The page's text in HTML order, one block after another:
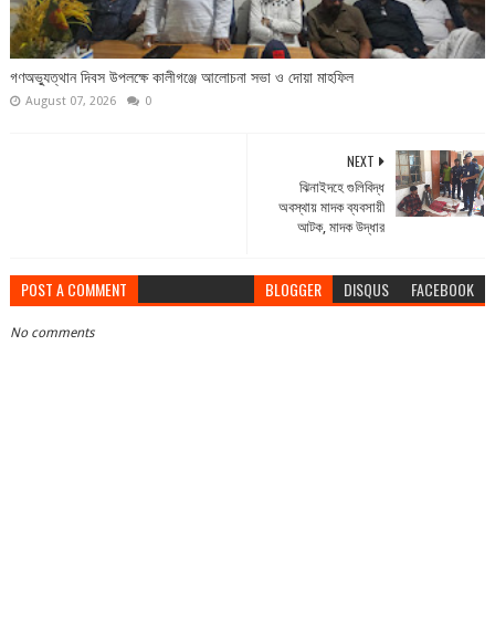
গণঅভ্যুত্থান দিবস উপলক্ষে কালীগঞ্জে আলোচনা সভা ও দোয়া মাহফিল
August 07, 2026 0
NEXT
ঝিনাইদহে গুলিবিদ্ধ
অবস্থায় মাদক ব্যবসায়ী
আটক, মাদক উদ্ধার
POST A COMMENT BLOGGER DISQUS FACEBOOK
No comments